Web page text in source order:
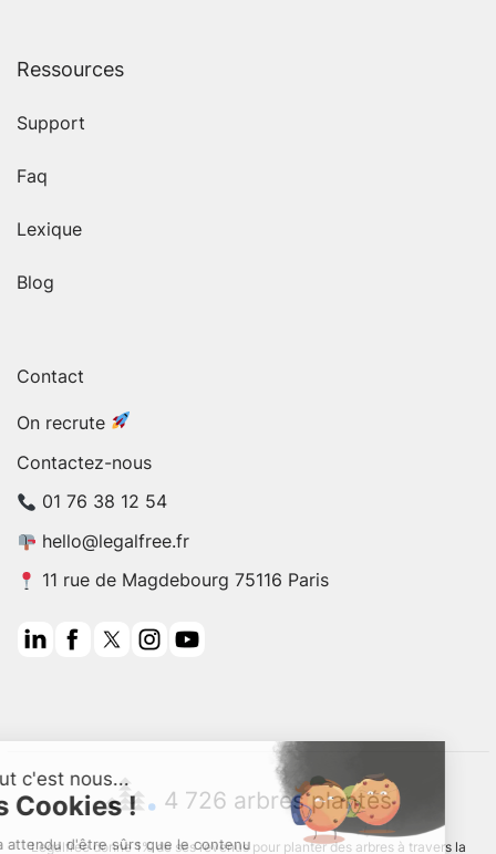
Ressources
Support
Faq
Lexique
Blog
Contact
On recrute
Contactez-nous
01 76 38 12 54
hello@legalfree.fr
11 rue de Magdebourg 75116 Paris
4 726 arbres plantés
Legalfree donne 1% de ses revenus pour planter des arbres à travers la